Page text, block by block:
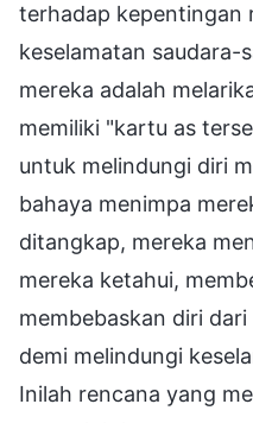
terhadap kepentingan
keselamatan saudara-
mereka adalah
memiliki "kartu as
untuk melindungi diri
bahaya menimpa
ditangkap, mereka
mereka ketahui,
membebaskan diri
demi melindungi
Inilah rencana yang